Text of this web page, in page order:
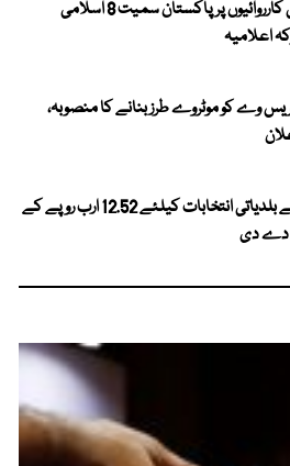
غزہ میں اسرائیلی کارروائیوں پر پاکستان سمیت 8 اسلامی
اعلامیہ
وے کو موٹروے طرز بنانے کا منصوبہ،
پنجاب حکومت نے بلدیاتی انتخابات کیلئے 12.52 ارب روپے کے
دے دی